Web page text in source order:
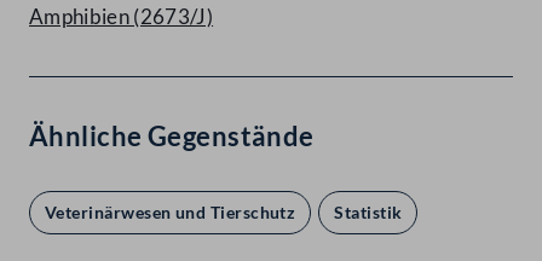
Amphibien (2673/J)
Ähnliche Gegenstände
Veterinärwesen und Tierschutz Statistik